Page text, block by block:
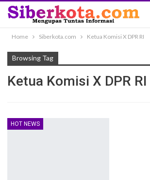
Home Siberkota.com Ketua Komisi X DPR RI
Browsing Tag
Ketua Komisi X DPR RI
HOT NEWS